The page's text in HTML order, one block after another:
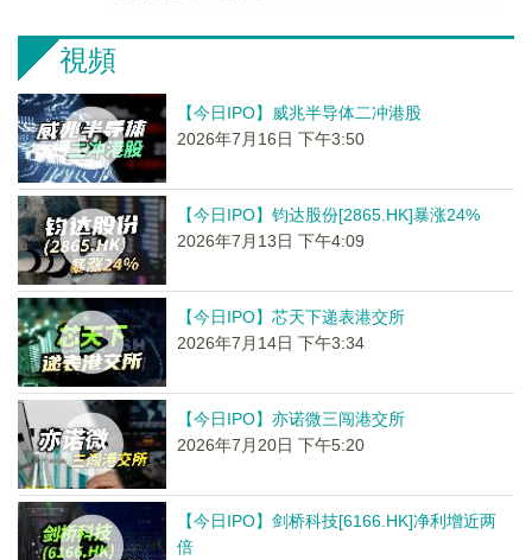
視頻
【今日IPO】威兆半导体二冲港股
2026年7月16日 下午3:50
【今日IPO】钧达股份[2865.HK]暴涨24%
2026年7月13日 下午4:09
【今日IPO】芯天下递表港交所
2026年7月14日 下午3:34
【今日IPO】亦诺微三闯港交所
2026年7月20日 下午5:20
【今日IPO】剑桥科技[6166.HK]净利增近两
倍